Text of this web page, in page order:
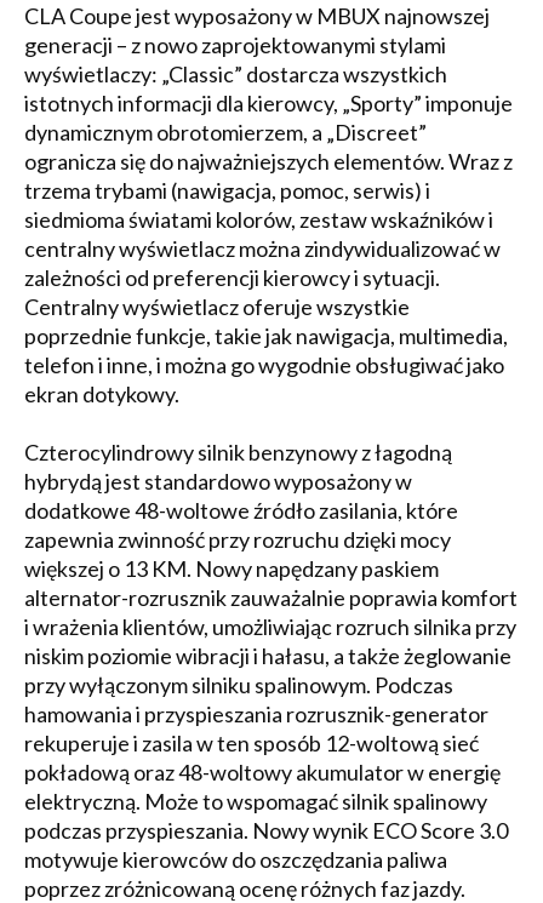
CLA Coupe jest wyposażony w MBUX najnowszej
generacji – z nowo zaprojektowanymi stylami
wyświetlaczy: „Classic” dostarcza wszystkich
istotnych informacji dla kierowcy, „Sporty” imponuje
dynamicznym obrotomierzem, a „Discreet”
ogranicza się do najważniejszych elementów. Wraz z
trzema trybami (nawigacja, pomoc, serwis) i
siedmioma światami kolorów, zestaw wskaźników i
centralny wyświetlacz można zindywidualizować w
zależności od preferencji kierowcy i sytuacji.
Centralny wyświetlacz oferuje wszystkie
poprzednie funkcje, takie jak nawigacja, multimedia,
telefon i inne, i można go wygodnie obsługiwać jako
ekran dotykowy.
Czterocylindrowy silnik benzynowy z łagodną
hybrydą jest standardowo wyposażony w
dodatkowe 48-woltowe źródło zasilania, które
zapewnia zwinność przy rozruchu dzięki mocy
większej o 13 KM. Nowy napędzany paskiem
alternator-rozrusznik zauważalnie poprawia komfort
i wrażenia klientów, umożliwiając rozruch silnika przy
niskim poziomie wibracji i hałasu, a także żeglowanie
przy wyłączonym silniku spalinowym. Podczas
hamowania i przyspieszania rozrusznik-generator
rekuperuje i zasila w ten sposób 12-woltową sieć
pokładową oraz 48-woltowy akumulator w energię
elektryczną. Może to wspomagać silnik spalinowy
podczas przyspieszania. Nowy wynik ECO Score 3.0
motywuje kierowców do oszczędzania paliwa
poprzez zróżnicowaną ocenę różnych faz jazdy.